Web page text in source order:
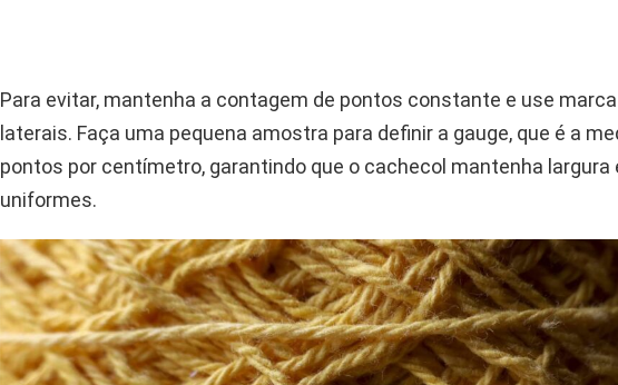
Para evitar, mantenha a contagem de pontos constante e use
laterais. Faça uma pequena amostra para definir a gauge, que é a
pontos por centímetro, garantindo que o cachecol mantenha largura
uniformes.